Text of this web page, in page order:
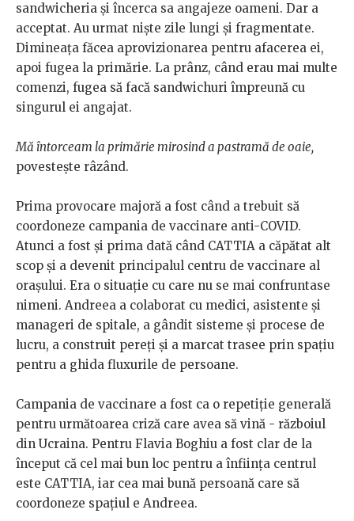
sandwicheria și încerca sa angajeze oameni. Dar a
acceptat. Au urmat niște zile lungi și fragmentate.
Dimineața făcea aprovizionarea pentru afacerea ei,
apoi fugea la primărie. La prânz, când erau mai multe
comenzi, fugea să facă sandwichuri împreună cu
singurul ei angajat.
Mă întorceam la primărie mirosind a pastramă de oaie,
povestește râzând.
Prima provocare majoră a fost când a trebuit să
coordoneze campania de vaccinare anti-COVID.
Atunci a fost și prima dată când CATTIA a căpătat alt
scop și a devenit principalul centru de vaccinare al
orașului. Era o situație cu care nu se mai confruntase
nimeni. Andreea a colaborat cu medici, asistente și
manageri de spitale, a gândit sisteme și procese de
lucru, a construit pereți și a marcat trasee prin spațiu
pentru a ghida fluxurile de persoane.
Campania de vaccinare a fost ca o repetiție generală
pentru următoarea criză care avea să vină - războiul
din Ucraina. Pentru Flavia Boghiu a fost clar de la
început că cel mai bun loc pentru a înființa centrul
este CATTIA, iar cea mai bună persoană care să
coordoneze spațiul e Andreea.